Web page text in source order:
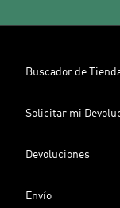
Buscador de
Solicitar mi
Devoluciones
Envío